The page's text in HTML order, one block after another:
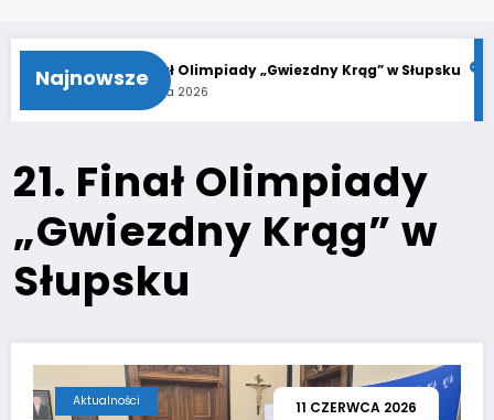
Najnowsze
21. Finał Olimpiady „Gwiezdny Krąg” w Słupsku Finał
21. Finał Olimpiady
„Gwiezdny Krąg” w
Słupsku
Aktualności 11 CZERWCA 2026